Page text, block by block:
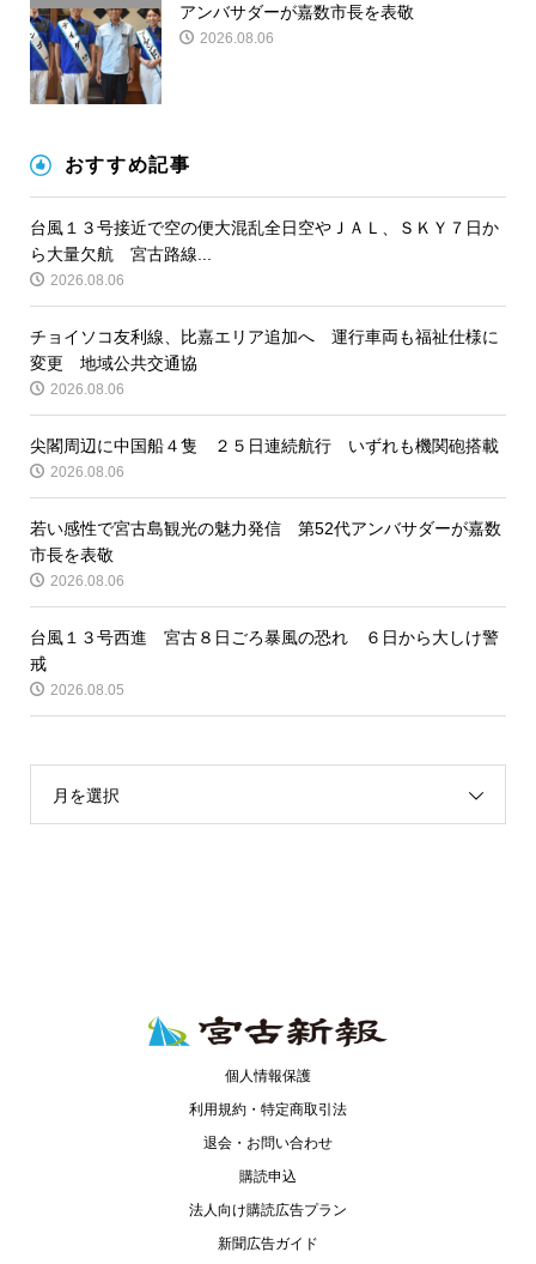
請
アンバサダーが嘉数市長を表敬
2026.08.06
おすすめ記事
台風１３号接近で空の便大混乱全日空やＪＡＬ、ＳＫＹ７日か
ら大量欠航 宮古路線...
2026.08.06
チョイソコ友利線、比嘉エリア追加へ 運行車両も福祉仕様に
変更 地域公共交通協
2026.08.06
尖閣周辺に中国船４隻 ２５日連続航行 いずれも機関砲搭載
2026.08.06
若い感性で宮古島観光の魅力発信 第52代アンバサダーが嘉数
市長を表敬
2026.08.06
台風１３号西進 宮古８日ごろ暴風の恐れ ６日から大しけ警
戒
2026.08.05
月を選択
個人情報保護
利用規約・特定商取引法
退会・お問い合わせ
購読申込
法人向け購読広告プラン
新聞広告ガイド